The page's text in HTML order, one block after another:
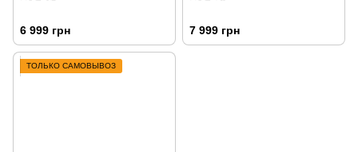
6 999 грн 7 999 грн
ТОЛЬКО САМОВЫВОЗ